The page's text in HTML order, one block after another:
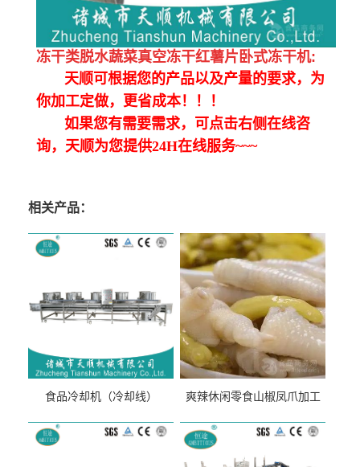
冻干类脱水蔬菜真空冻干红薯片卧式冻干机:
天顺可根据您的产品以及产量的要求，为
你加工定做，更省成本！！！
如果您有需要需求，可点击右侧在线咨
询，天顺为您提供24H在线服务~~~
相关产品：
食品冷却机（冷却线）
爽辣休闲零食山椒凤爪加工
流水线）